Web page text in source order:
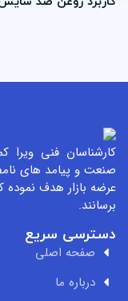
فنی ویرا
و پیامد های
بازار هدف نموده که
سریع
صفحه اصلی
درباره ما